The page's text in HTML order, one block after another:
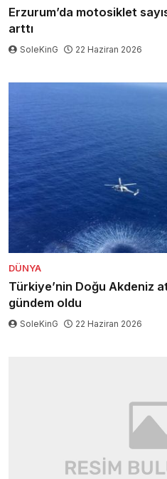
Erzurum’da motosiklet
arttı
SoleKinG 22 Haziran 2026
DÜNYA
Türkiye’nin Doğu Akdeniz
gündem oldu
SoleKinG 22 Haziran 2026